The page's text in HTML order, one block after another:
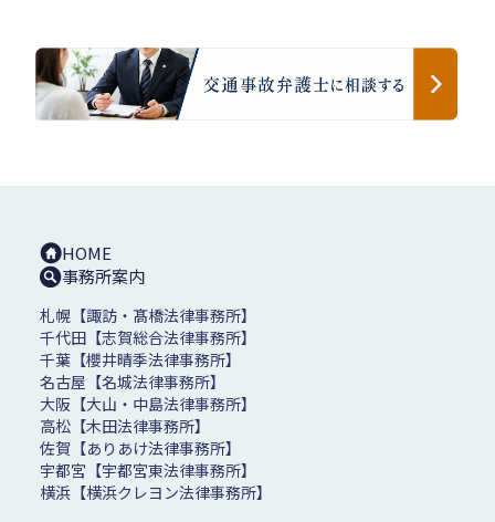
HOME
事務所案内
札幌【諏訪・髙橋法律事務所】
千代田【志賀総合法律事務所】
千葉【櫻井晴季法律事務所】
名古屋【名城法律事務所】
大阪【大山・中島法律事務所】
高松【木田法律事務所】
佐賀【ありあけ法律事務所】
宇都宮【宇都宮東法律事務所】
横浜【横浜クレヨン法律事務所】